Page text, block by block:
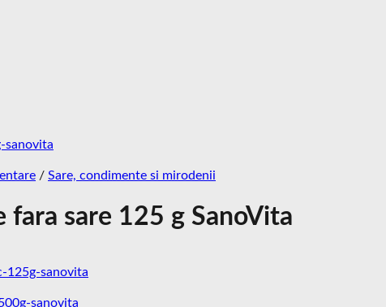
/ Sare, condimente si mirodenii
fara sare 125 g SanoVita